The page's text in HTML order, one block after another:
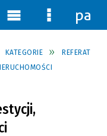
KATEGORIE
REFERAT
Menu
główne
Menu